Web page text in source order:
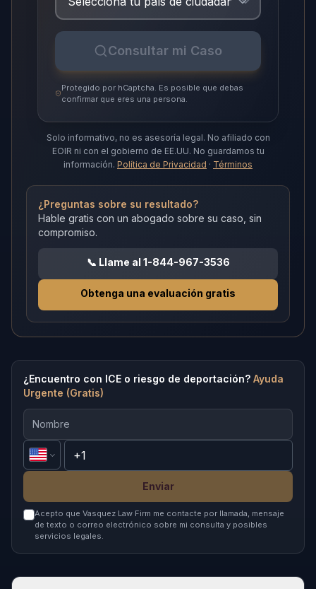
Consultar mi Caso
Protegido por hCaptcha. Es posible que debas
confirmar que eres una persona.
Solo informativo, no es asesoría legal. No afiliado con
EOIR ni con el gobierno de EE.UU. No guardamos tu
información. Política de Privacidad · Términos
¿Preguntas sobre su resultado?
Hable gratis con un abogado sobre su caso, sin
compromiso.
📞 Llame al 1-844-967-3536
Obtenga una evaluación gratis
¿Encuentro con ICE o riesgo de deportación? Ayuda
Urgente (Gratis)
Enviar
Acepto que Vasquez Law Firm me contacte por llamada, mensaje
de texto o correo electrónico sobre mi consulta y posibles
servicios legales.